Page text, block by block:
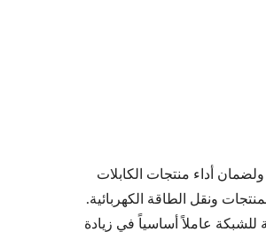
أداء منتجات الكابلات
ونقل الطاقة الكهربائية.
للشبكة عاملاً أساسياً في زيادة